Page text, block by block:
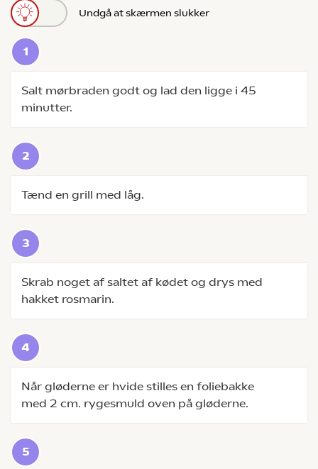
Undgå at skærmen slukker
Salt mørbraden godt og lad den ligge i 45
minutter.
Tænd en grill med låg.
Skrab noget af saltet af kødet og drys med
hakket rosmarin.
Når gløderne er hvide stilles en foliebakke
med 2 cm. rygesmuld oven på gløderne.